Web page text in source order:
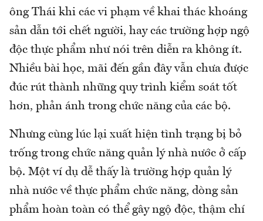
ông Thái khi các vi phạm về khai thác khoáng
sản dẫn tới chết người, hay các trường hợp ngộ
độc thực phẩm như nói trên diễn ra không ít.
Nhiều bài học, mãi đến gần đây vẫn chưa được
đúc rút thành những quy trình kiểm soát tốt
hơn, phản ánh trong chức năng của các bộ.
Nhưng cùng lúc lại xuất hiện tình trạng bị bỏ
trống trong chức năng quản lý nhà nước ở cấp
bộ. Một ví dụ dễ thấy là trường hợp quản lý
nhà nước về thực phẩm chức năng, dòng sản
phẩm hoàn toàn có thể gây ngộ độc, thậm chí